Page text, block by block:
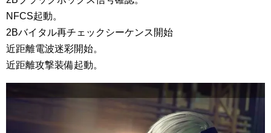
NFCS起動。
2Bバイタル再チェックシーケンス開始
近距離電波迷彩開始。
近距離攻撃装備起動。